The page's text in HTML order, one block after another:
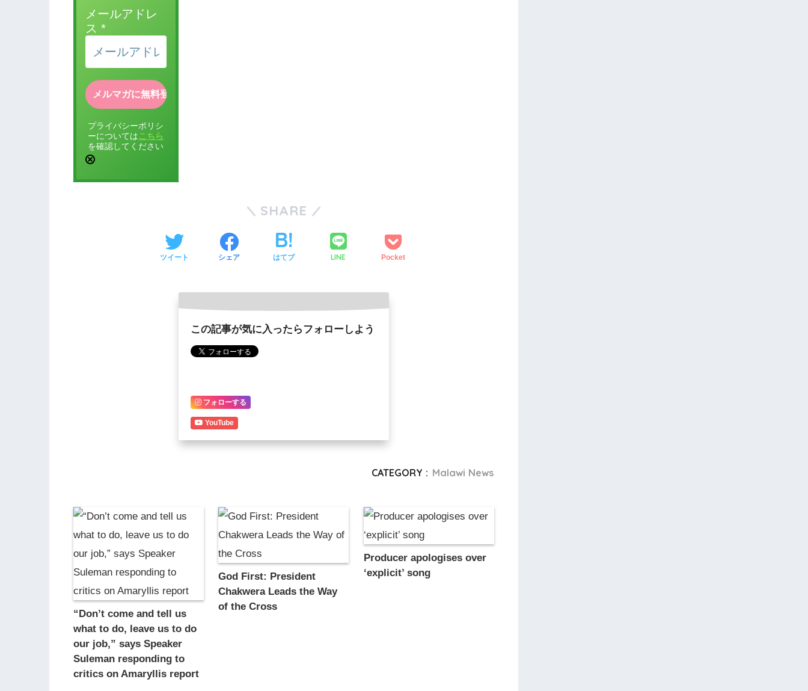
メールアドレ
ス *
プライバシーポリシ
ーについては こちら
を確認してください
SHARE
ツイート シェア はてブ LINE Pocket
この記事が気に入ったらフォローしよう
フォローする
YouTube
CATEGORY : Malawi News
“Don’t come and tell us
what to do, leave us to do
our job,” says Speaker
Suleman responding to
critics on Amaryllis report
God First: President
Chakwera Leads the Way
of the Cross
Producer apologises over
‘explicit’ song